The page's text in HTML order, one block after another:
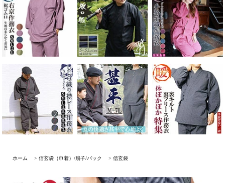
ホーム > 信玄袋（巾着）/扇子/バック > 信玄袋